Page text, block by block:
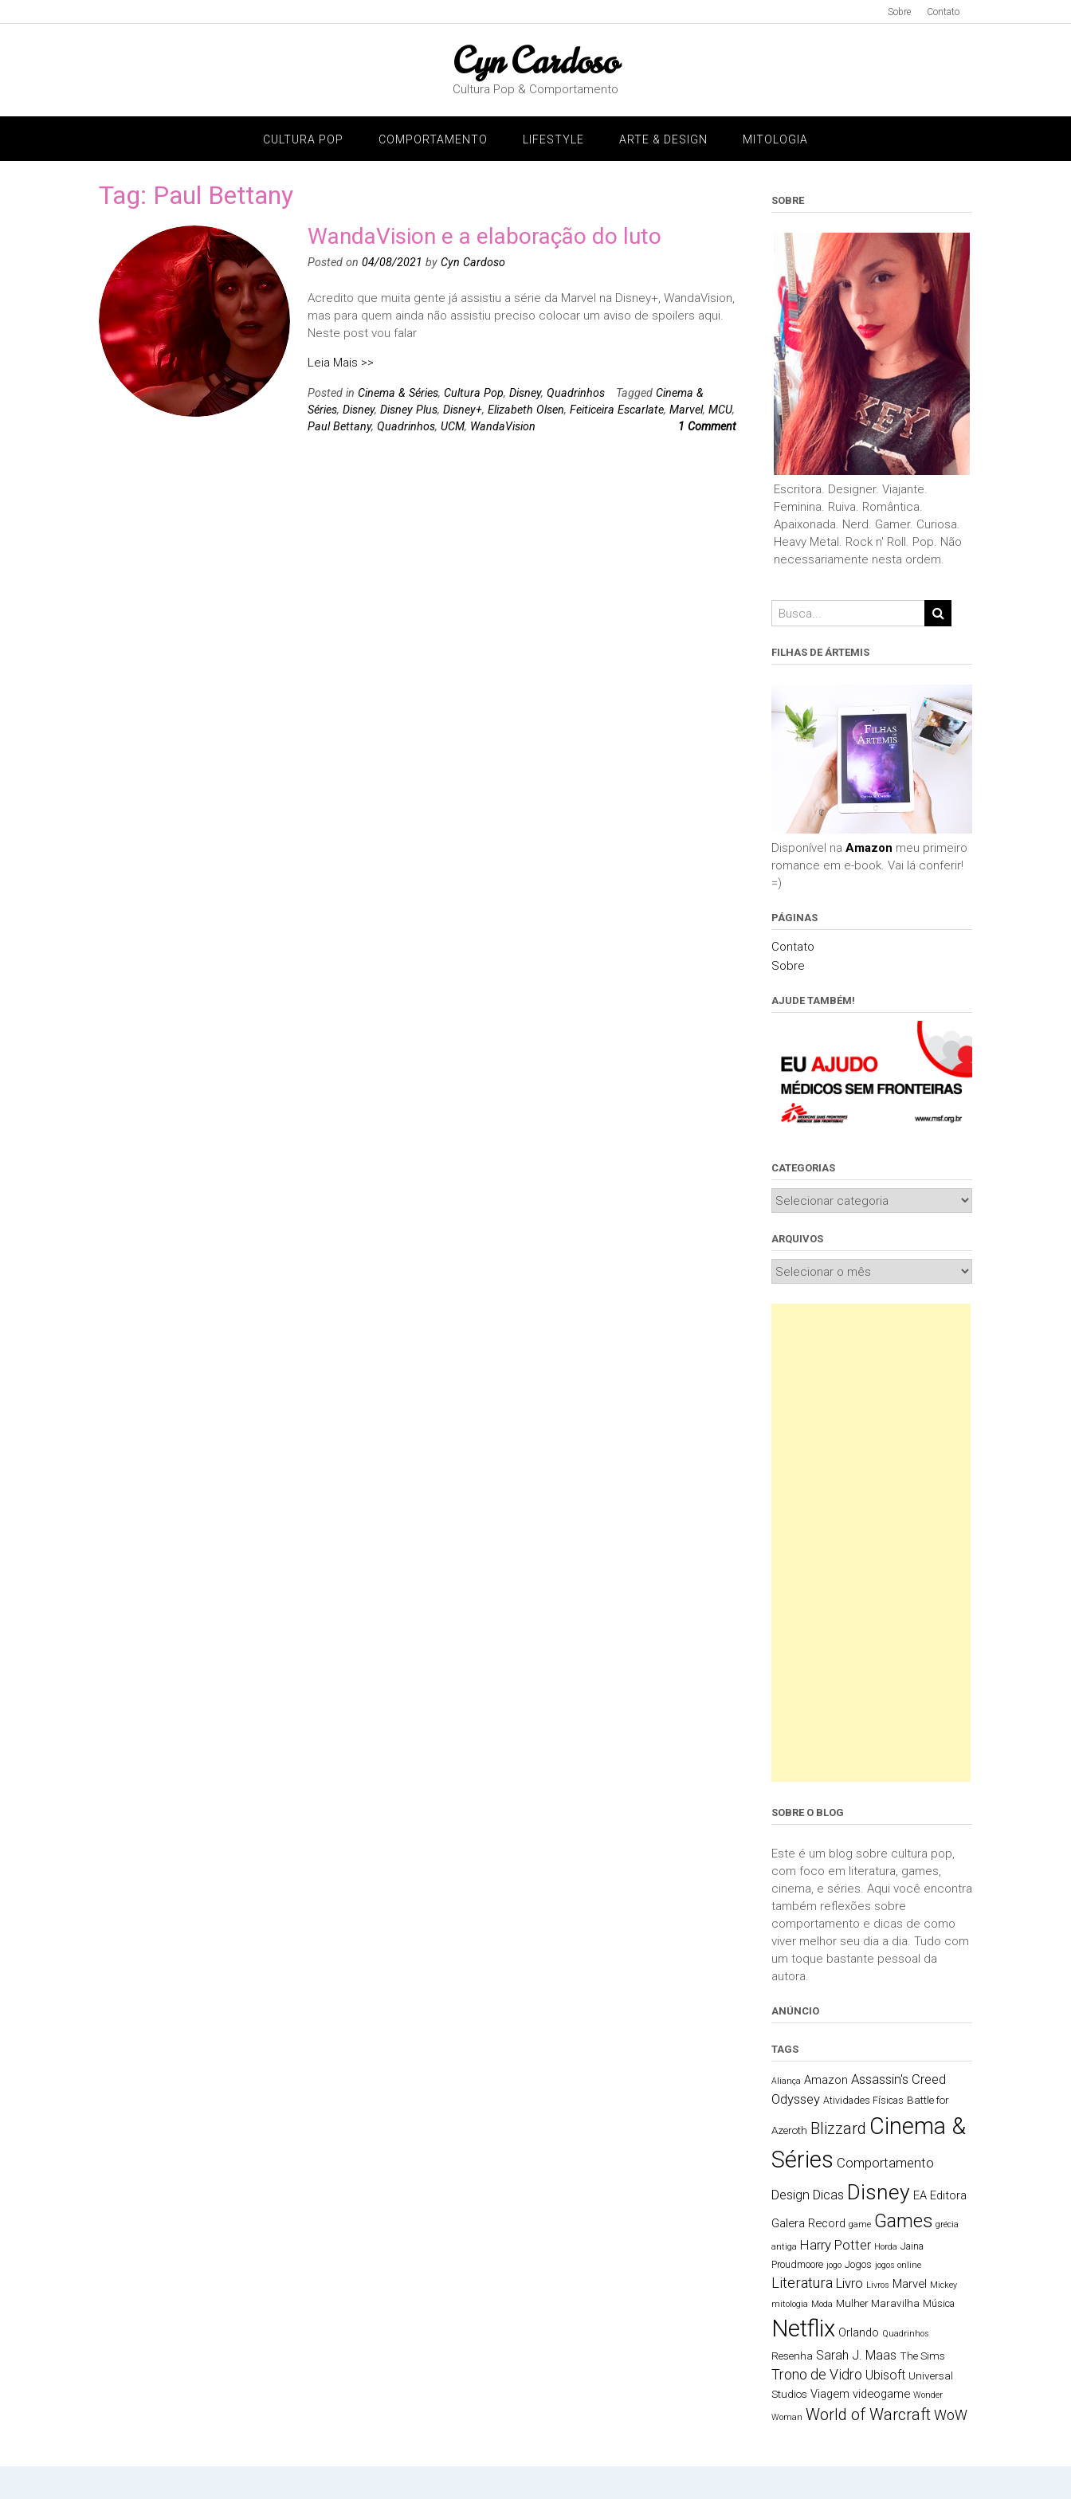
to
Sobre Contato
Cyn Cardoso
Cultura Pop & Comportamento
CULTURA POP COMPORTAMENTO LIFESTYLE ARTE & DESIGN MITOLOGIA
Tag: Paul Bettany
WandaVision e a elaboração do luto
Posted on 04/08/2021 by Cyn Cardoso
Acredito que muita gente já assistiu a série da Marvel na Disney+, WandaVision,
mas para quem ainda não assistiu preciso colocar um aviso de spoilers aqui.
Neste post vou falar
Leia Mais >>
Posted in Cinema & Séries, Cultura Pop, Disney, Quadrinhos Tagged Cinema &
Séries, Disney, Disney Plus, Disney+, Elizabeth Olsen, Feiticeira Escarlate, Marvel, MCU,
Paul Bettany, Quadrinhos, UCM, WandaVision 1 Comment
SOBRE
Escritora. Designer. Viajante.
Feminina. Ruiva. Romântica.
Apaixonada. Nerd. Gamer. Curiosa.
Heavy Metal. Rock n' Roll. Pop. Não
necessariamente nesta ordem.
FILHAS DE ÁRTEMIS
Disponível na Amazon meu primeiro
romance em e-book. Vai lá conferir!
=)
PÁGINAS
Contato
Sobre
AJUDE TAMBÉM!
CATEGORIAS
Categorias
ARQUIVOS
Arquivos
SOBRE O BLOG
Este é um blog sobre cultura pop,
com foco em literatura, games,
cinema, e séries. Aqui você encontra
também reflexões sobre
comportamento e dicas de como
viver melhor seu dia a dia. Tudo com
um toque bastante pessoal da
autora.
ANÚNCIO
TAGS
Aliança Amazon Assassin's Creed
Odyssey Atividades Físicas Battle for
Azeroth Blizzard Cinema &
Séries Comportamento
Design Dicas Disney EA Editora
Galera Record game Games grécia
antiga Harry Potter Horda Jaina
Proudmoore jogo Jogos jogos online
Literatura Livro Livros Marvel
Mickey
mitologia Moda Mulher Maravilha Música
Netflix Orlando Quadrinhos
Resenha Sarah J. Maas The Sims
Trono de Vidro Ubisoft Universal
Studios Viagem videogame Wonder
Woman World of Warcraft WoW